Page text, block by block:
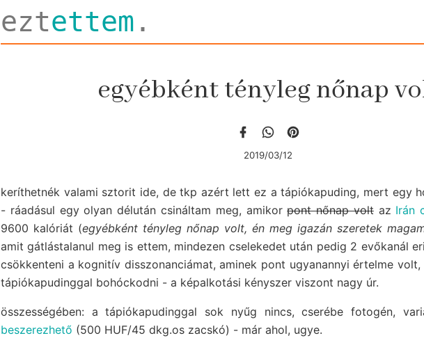
eztettem .
egyébként tényleg nőnap
2019/03/12
keríthetnék valami sztorit ide, de tkp azért lett ez a tápiókapuding, mert egy
- ráadásul egy olyan délután csináltam meg, amikorpont nőnap voltaz Irán
9600 kalóriát (egyébként tényleg nőnap volt, én meg igazán szeretek
amit gátlástalanul meg is ettem, mindezen cselekedet után pedig 2 evőkanál
csökkenteni a kognitív disszonanciámat, aminek pont ugyanannyi értelme
tápiókapudinggal bohóckodni - a képalkotási kényszer viszont nagy úr.
összességében: a tápiókapudinggal sok nyűg nincs, cserébe fotogén,
beszerezhető (500 HUF/45 dkg.os zacskó) - már ahol, ugye.